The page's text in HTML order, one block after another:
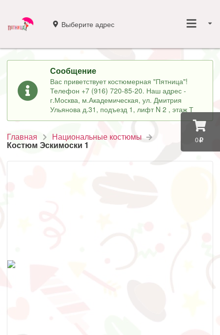
0
Выберите адрес
Сообщение
Вас приветствует костюмерная "Пятница"!
Телефон +7 (916) 720-85-20. Наш адрес -
г.Москва, м.Академическая, ул. Дмитрия
Ульянова д.31, подъезд 1, лифт N 2 , этаж Т
Главная Национальные костюмы
Костюм Эскимоски 1